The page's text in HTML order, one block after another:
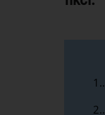
1.
2.